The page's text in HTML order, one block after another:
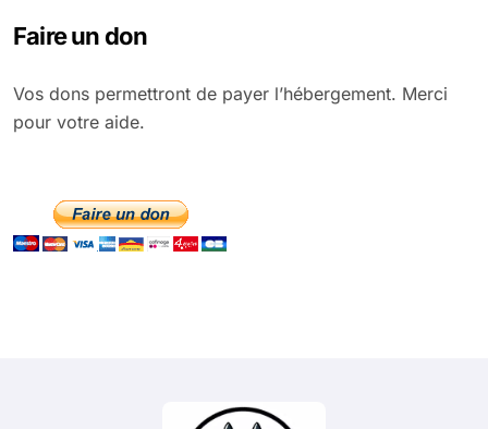
Faire un don
Vos dons permettront de payer l’hébergement. Merci
pour votre aide.